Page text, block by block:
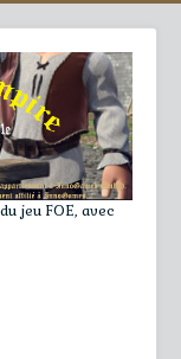
jeu FOE, avec